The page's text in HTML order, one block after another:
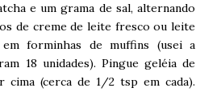
e um grama de sal, alternando
de creme de leite fresco ou leite
em forminhas de muffins (usei a
18 unidades). Pingue geléia de
cima (cerca de 1/2 tsp em cada).